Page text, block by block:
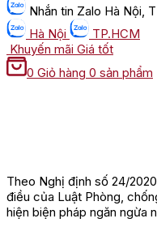
Nhắn tin Zalo Hà Nội,
Hà Nội
TP.HCM
Khuyến mãi Giá tốt
0 Giỏ hàng 0 sản phẩm
Theo Nghị định số 24/
điều của Luật Phòng,
hiện biện pháp ngăn ngừa